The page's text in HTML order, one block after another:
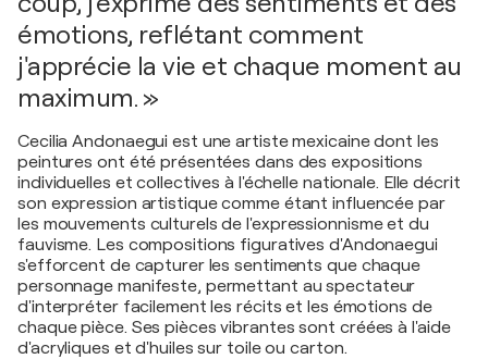
émotions, reflétant comment
j'apprécie la vie et chaque moment au
maximum. »
Cecilia Andonaegui est une artiste mexicaine dont les
peintures ont été présentées dans des expositions
individuelles et collectives à l'échelle nationale. Elle décrit
son expression artistique comme étant influencée par
les mouvements culturels de l'expressionnisme et du
fauvisme. Les compositions figuratives d'Andonaegui
s'efforcent de capturer les sentiments que chaque
personnage manifeste, permettant au spectateur
d'interpréter facilement les récits et les émotions de
chaque pièce. Ses pièces vibrantes sont créées à l'aide
d'acryliques et d'huiles sur toile ou carton.